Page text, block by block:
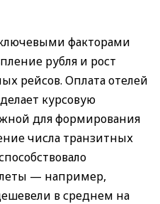
факторами
рубля и рост
рейсов. Оплата отелей
курсовую
для формирования
числа транзитных
— например,
в среднем на